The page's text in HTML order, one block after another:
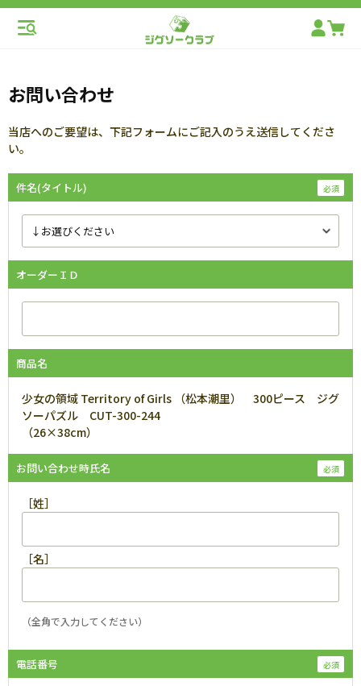
お問い合わせ
当店へのご要望は、下記フォームにご記入のうえ送信してくださ
い。
件名(タイトル)
オーダーＩＤ
商品名
少女の領域 Territory of Girls （松本潮里） 300ピース ジグ
ソーパズル CUT-300-244
（26×38cm）
お問い合わせ時氏名
［姓］
［名］
（全角で入力してください）
電話番号